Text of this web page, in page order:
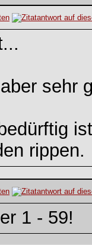
sehr
rippen.
1 - 59!